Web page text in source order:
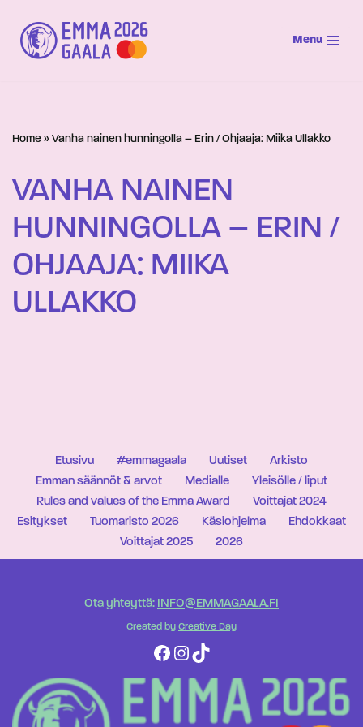
Siirry
suoraan
Menu
Home » Vanha nainen hunningolla – Erin / Ohjaaja: Miika Ullakko
VANHA NAINEN
HUNNINGOLLA – ERIN /
OHJAAJA: MIIKA
ULLAKKO
Etusivu #emmagaala Uutiset
Arkisto
Emman säännöt & arvot
Medialle
Yleisölle / liput
Rules and values of the Emma Award
Voittajat 2024
Esitykset
Tuomaristo 2026 Käsiohjelma
Ehdokkaat
Voittajat 2025
2026
Ota yhteyttä: INFO@EMMAGAALA.FI
Created by Creative Day